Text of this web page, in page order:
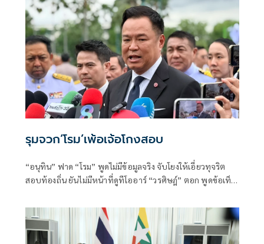
รุมจวก‘โรม’เพ้อเจ้อโกงสอบ
“อนุทิน” ฟาด “โรม” พูดไม่มีข้อมูลจริง จับโยงให้เอี่ยวทุจริต
สอบท้องถิ่น ยันไม่มีหน้าที่ดูทีโออาร์ “วรศิษฎ์” ตอก พูดข้อเท็จ